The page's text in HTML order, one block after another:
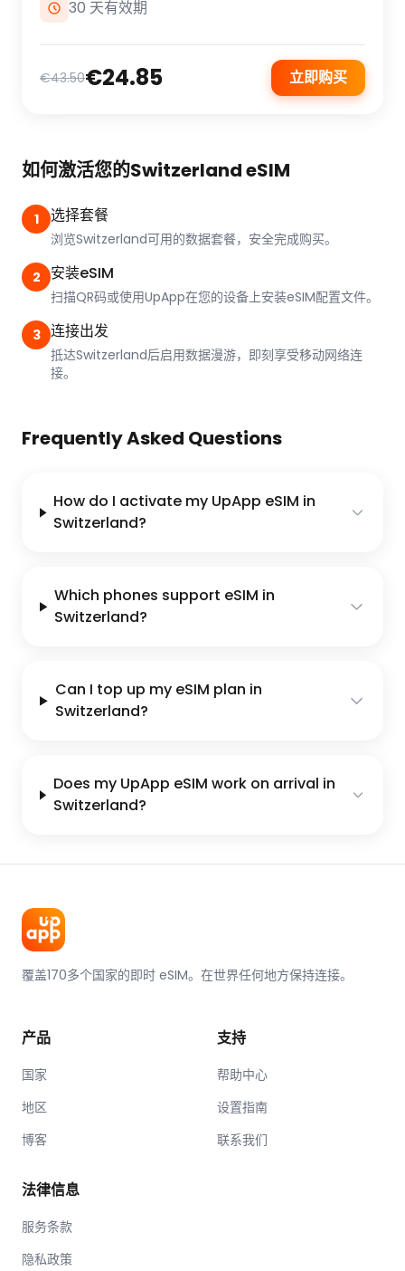
30 天有效期
€43.50€24.85 立即购买
如何激活您的Switzerland eSIM
1 选择套餐
浏览Switzerland可用的数据套餐，安全完成购买。
2 安装eSIM
扫描QR码或使用UpApp在您的设备上安装eSIM配置文件。
3 连接出发
抵达Switzerland后启用数据漫游，即刻享受移动网络连
接。
Frequently Asked Questions
How do I activate my UpApp eSIM in
Switzerland?
Which phones support eSIM in
Switzerland?
Can I top up my eSIM plan in
Switzerland?
Does my UpApp eSIM work on arrival in
Switzerland?
覆盖170多个国家的即时 eSIM。在世界任何地方保持连接。
产品
国家
地区
博客
支持
帮助中心
设置指南
联系我们
法律信息
服务条款
隐私政策